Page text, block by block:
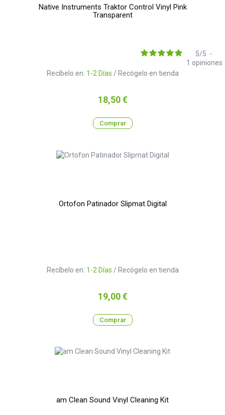
Native Instruments Traktor Control Vinyl Pink
Transparent
Recíbelo en: 1-2 Días / Recógelo en tienda
5/5 -
1 opiniones
Precio
18,50 €
Comprar
Ortofon Patinador Slipmat Digital
Recíbelo en: 1-2 Días / Recógelo en tienda
Precio
19,00 €
Comprar
am Clean Sound Vinyl Cleaning Kit